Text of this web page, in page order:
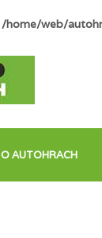
/home/web/
O AUTOHRACH